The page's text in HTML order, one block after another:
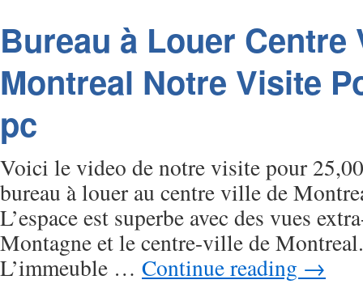
Bureau à Louer Centre
Montreal Notre Visite
pc
Voici le video de notre visite pour
bureau à louer au centre ville de
L’espace est superbe avec des vues
Montagne et le centre-ville de
L’immeuble … Continue reading →